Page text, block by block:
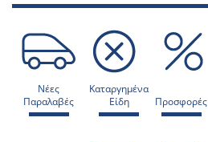
Νέες
Παραλαβές
Καταργημένα
Είδη
Προσφορές